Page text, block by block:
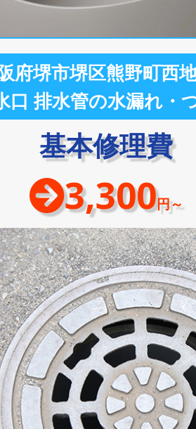
府堺市堺区熊野町西
口 排水管の水漏れ・
基本修理費
3,300円～